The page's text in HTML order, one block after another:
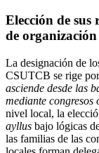
Elección de sus
de organización
La designación de
CSUTCB se rige
asciende desde las
mediante congresos
nivel local, la
ayllus bajo lógicas
las familias de las